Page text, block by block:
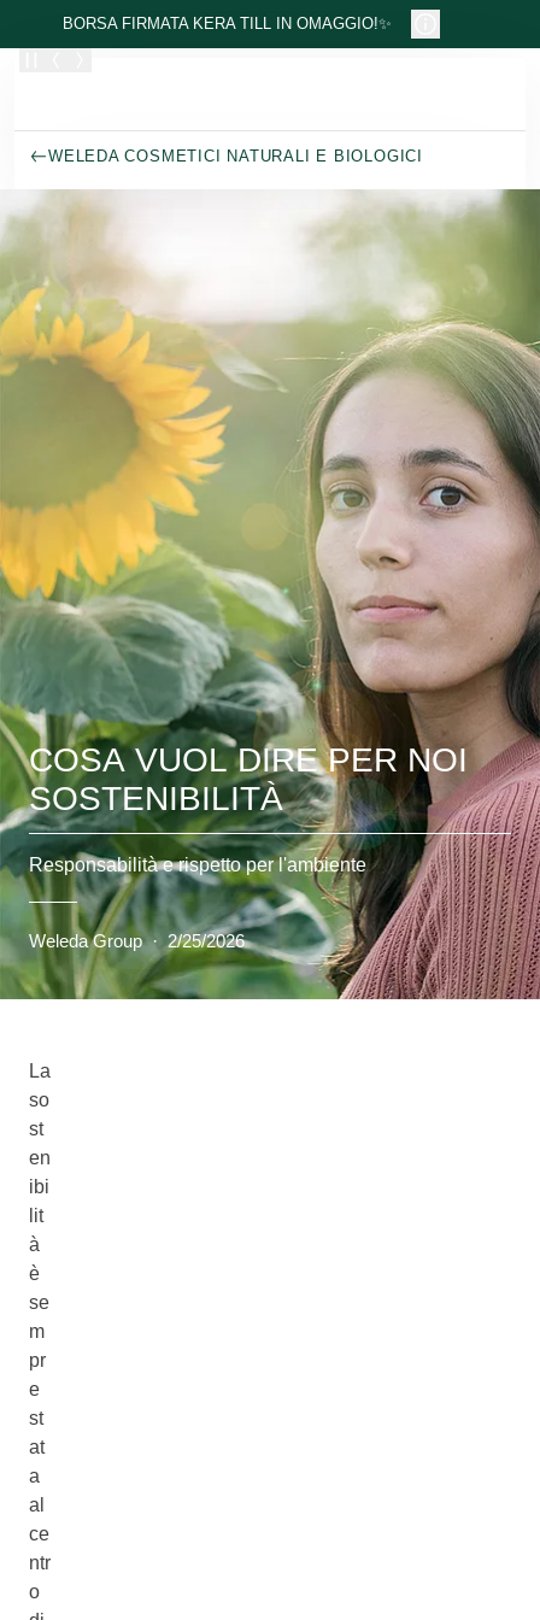
Passa al contenuto principale
BORSA FIRMATA KERA TILL IN OMAGGIO!✨
WELEDA COSMETICI NATURALI E BIOLOGICI
COSA VUOL DIRE PER NOI
SOSTENIBILITÀ
Responsabilità e rispetto per l'ambiente
Weleda Group · 2/25/2026
La
so
st
en
ibi
lit
à
è
se
m
pr
e
st
at
a
al
ce
ntr
o